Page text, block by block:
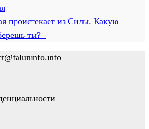
проистекает из Силы. Какую
ты?